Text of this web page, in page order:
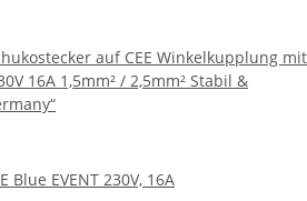
auf CEE Winkelkupplung mit
16A 1,5mm² / 2,5mm² Stabil &